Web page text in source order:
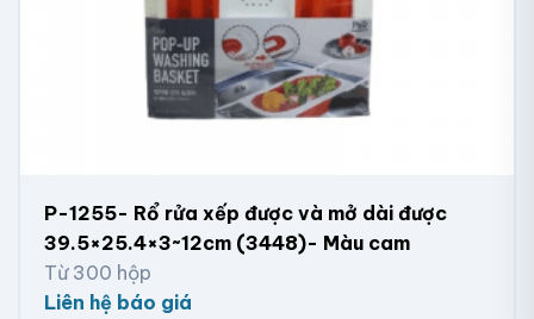
P-1255- Rổ rửa xếp được và mở dài được
39.5×25.4×3~12cm (3448)- Màu cam
Từ 300 hộp
Liên hệ báo giá